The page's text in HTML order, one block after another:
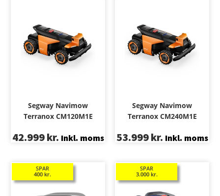
Segway Navimow
Terranox CM120M1E
42.999kr. Inkl. moms
Segway Navimow
Terranox CM240M1E
53.999kr. Inkl. moms
SPAR
400 kr.
SPAR
3.000 kr.